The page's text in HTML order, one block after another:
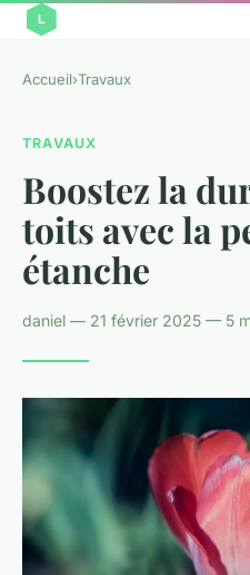
Accueil›Travaux
TRAVAUX
Boostez la
toits avec la
étanche
daniel — 21 février 2025 — 5